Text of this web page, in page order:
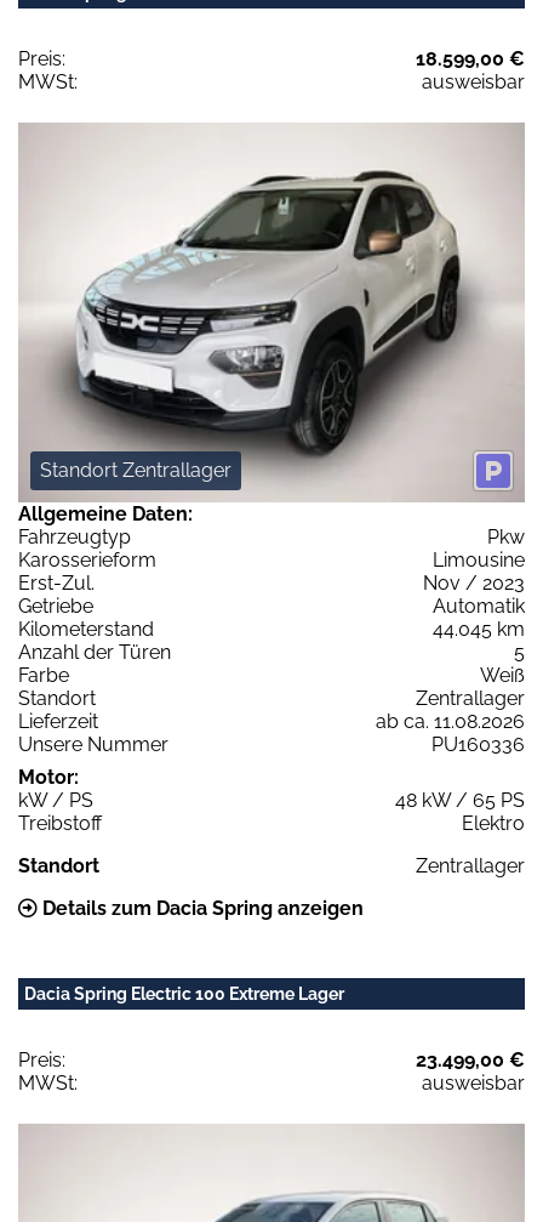
Preis:
18.599,00 €
MWSt:
ausweisbar
Standort Zentrallager
Allgemeine Daten:
Fahrzeugtyp
Pkw
Karosserieform
Limousine
Erst-Zul.
Nov / 2023
Getriebe
Automatik
Kilometerstand
44.045 km
Anzahl der Türen
5
Farbe
Weiß
Standort
Zentrallager
Lieferzeit
ab ca. 11.08.2026
Unsere Nummer
PU160336
Motor:
kW / PS
48 kW / 65 PS
Treibstoff
Elektro
Standort
Zentrallager
Details zum Dacia Spring anzeigen
Dacia Spring Electric 100 Extreme Lager
Preis:
23.499,00 €
MWSt:
ausweisbar